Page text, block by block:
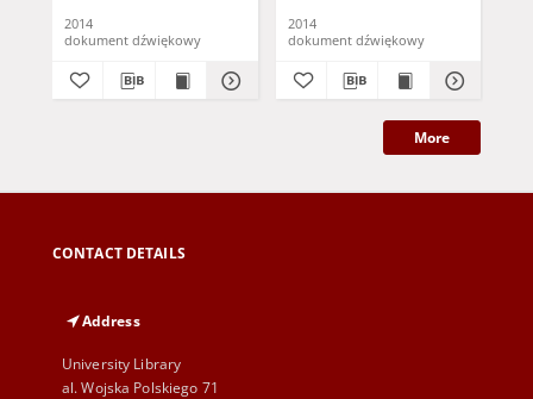
2014
dokument dźwiękowy
2014
dokument dźwiękowy
More
CONTACT DETAILS
Address
University Library
al. Wojska Polskiego 71